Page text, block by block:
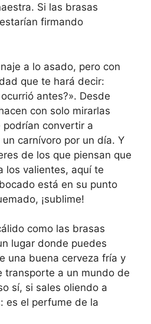
Si las brasas
firmando
a lo asado, pero con
que te hará decir:
antes?». Desde
con solo mirarlas
convertir a
carnívoro por un día. Y
de los que piensan que
los valientes, aquí te
está en su punto
¡sublime!
como las brasas
lugar donde puedes
una buena cerveza fría y
transporte a un mundo de
sí, si sales oliendo a
es el perfume de la